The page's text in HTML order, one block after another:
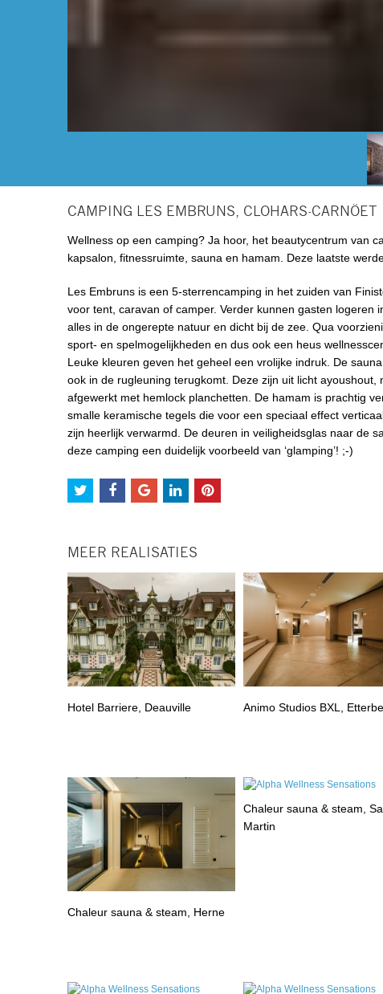
CAMPING LES EMBRUNS, CLOHARS-CARNÖET
Wellness op een camping? Ja hoor, het beautycentrum van
kapsalon, fitnessruimte, sauna en hamam. Deze laatste
Les Embruns is een 5-sterrencamping in het zuiden van
voor tent, caravan of camper. Verder kunnen gasten
alles in de ongerepte natuur en dicht bij de zee. Qua
sport- en spelmogelijkheden en dus ook een heus
Leuke kleuren geven het geheel een vrolijke indruk. De
ook in de rugleuning terugkomt. Deze zijn uit licht
afgewerkt met hemlock planchetten. De hamam is prachtig
smalle keramische tegels die voor een speciaal effect
zijn heerlijk verwarmd. De deuren in veiligheidsglas naar de
deze camping een duidelijk voorbeeld van ‘glamping’! ;-)
MEER REALISATIES
Hotel Barriere, Deauville Animo Studios BXL,
Chaleur sauna & steam, Herne
Chaleur sauna & steam,
Martin